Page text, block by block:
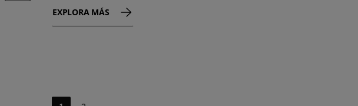
EXPLORA MÁS